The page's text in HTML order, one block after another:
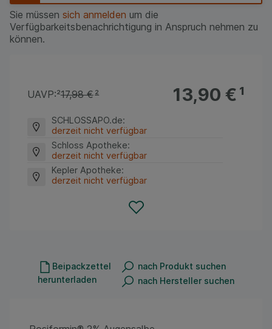
Sie müssen sich anmelden um die
Verfügbarkeitsbenachrichtigung in Anspruch nehmen zu
können.
13,90 €¹
UAVP:²17,98 €²
SCHLOSSAPO.de:
derzeit nicht verfügbar
Schloss Apotheke:
derzeit nicht verfügbar
Kepler Apotheke:
derzeit nicht verfügbar
Beipackzettel
herunterladen
nach Produkt suchen
nach Hersteller suchen